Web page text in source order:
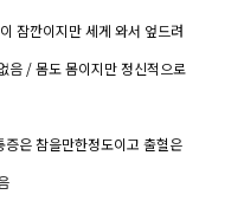
이지만 세게 와서 엎드려
음 / 몸도 몸이지만 정신적으로
은 참을만한정도이고 출혈은